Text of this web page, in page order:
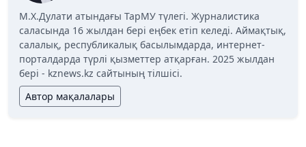
М.Х.Дулати атындағы ТарМУ түлегі. Журналистика
саласында 16 жылдан бері еңбек етіп келеді. Аймақтық,
салалық, республикалық басылымдарда, интернет-
порталдарда түрлі қызметтер атқарған. 2025 жылдан
бері - kznews.kz сайтының тілшісі.
Автор мақалалары